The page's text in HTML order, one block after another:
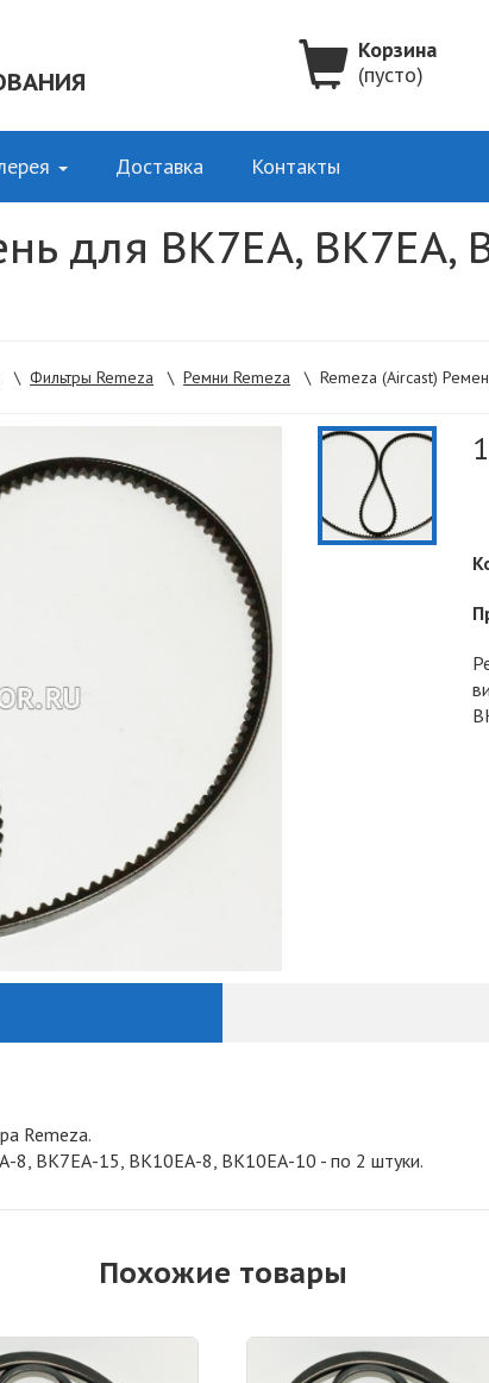
Корзина
(пусто)
Доставка Контакты
для ВК7ЕА, ВК7ЕА,
\ Фильтры Remeza \ Ремни Remeza \ Remeza (Aircast)
Remeza.
8, ВК7ЕА-15, ВК10ЕА-8, ВК10ЕА-10 - по 2 штуки.
Похожие товары